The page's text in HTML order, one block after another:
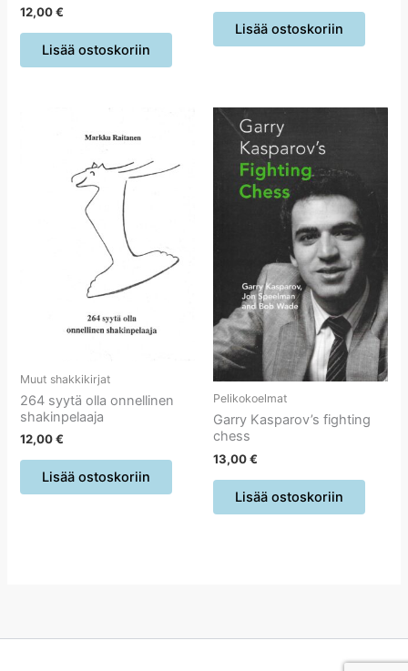
12,00€
Lisää ostoskoriin
Lisää ostoskoriin
Muut shakkikirjat
264 syytä olla onnellinen
shakinpelaaja
12,00€
Lisää ostoskoriin
Pelikokoelmat
Garry Kasparov’s fighting
chess
13,00€
Lisää ostoskoriin